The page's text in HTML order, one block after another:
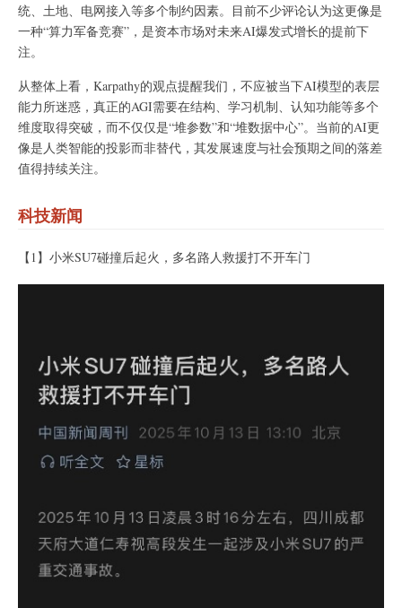
统、土地、电网接入等多个制约因素。目前不少评论认为这更像是
一种“算力军备竞赛”，是资本市场对未来AI爆发式增长的提前下
注。
从整体上看，Karpathy的观点提醒我们，不应被当下AI模型的表层
能力所迷惑，真正的AGI需要在结构、学习机制、认知功能等多个
维度取得突破，而不仅仅是“堆参数”和“堆数据中心”。当前的AI更
像是人类智能的投影而非替代，其发展速度与社会预期之间的落差
值得持续关注。
科技新闻
【1】小米SU7碰撞后起火，多名路人救援打不开车门